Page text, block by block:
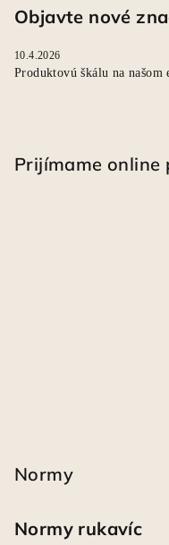
Objavte nové
10.4.2026
Produktovú škálu na našom
Prijímame online
Normy
Normy rukavíc